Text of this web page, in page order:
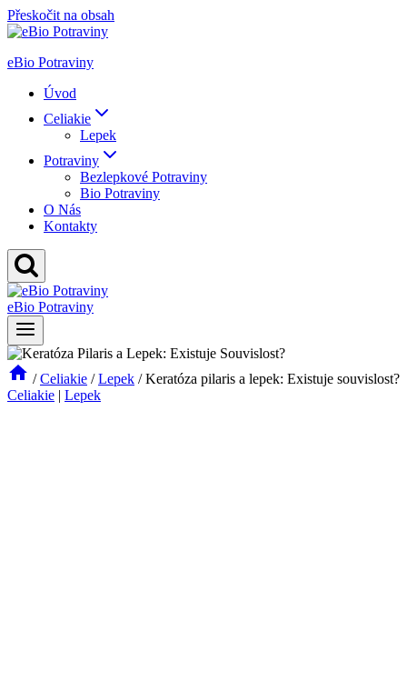
Přeskočit na obsah
eBio Potraviny
Úvod
Celiakie
Lepek
Potraviny
Bezlepkové Potraviny
Bio Potraviny
O Nás
Kontakty
eBio Potraviny
/ Celiakie / Lepek / Keratóza pilaris a lepek: Existuje souvislost?
Celiakie | Lepek